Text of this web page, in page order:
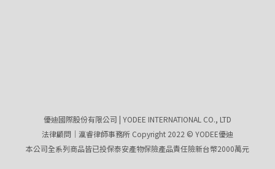
優迪國際股份有限公司 | YODEE INTERNATIONAL CO., LTD
法律顧問｜瀛睿律師事務所 Copyright 2022 © YODEE優迪
本公司全系列商品皆已投保泰安產物保險產品責任險新台幣2000萬元